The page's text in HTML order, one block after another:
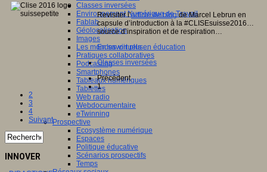
Classes inversées
Environnement Numérique de Travail
Fablab
Géolocalisation
Images
Les mondes virtuels en éducation
Pratiques collaboratives
Podcasting
Smartphones
Tableaux numériques
Tablettes
Web radio
Webdocumentaire
eTwinning
Prospective
Ecosystème numérique
Espaces
Politique éducative
Scénarios prospectifs
Temps
Revisiter l’article de blogde Marcel Lebrun en
capsule d’introduction à la #CLISEsuisse2016…
source d’inspiration et de respiration…
En savoir plus...
Classes inversées
Précédent
1
2
3
4
Suivant
INNOVER